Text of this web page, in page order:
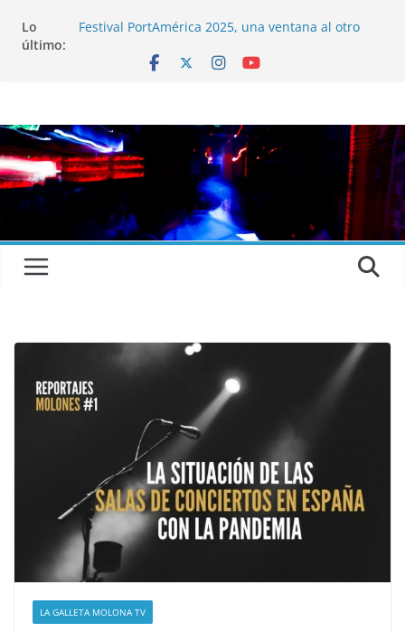
Lo
último:
Festival PortAmérica 2025, una ventana al otro
El Atlantic Fest 2025 propone un menú musical
Entrevista a RUMIA
Entrevista a mariagrep
LA GALLETA MOLONA TV